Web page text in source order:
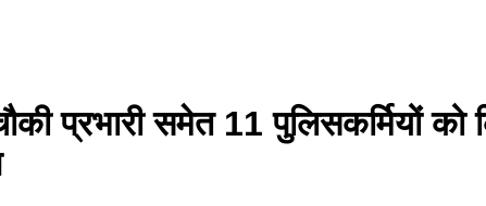
प्रभारी समेत 11 पुलिसकर्मियों